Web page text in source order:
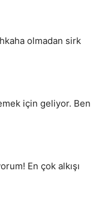
olmadan sirk
için geliyor. Ben
En çok alkışı